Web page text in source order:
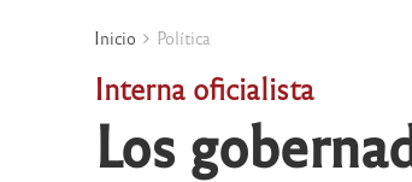
Inicio Política
Interna oficialista
Los